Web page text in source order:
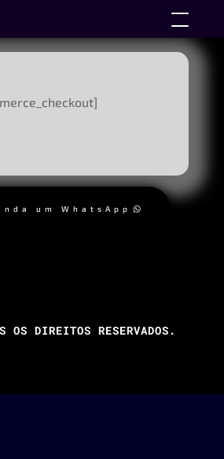
um WhatsApp
DIREITOS RESERVADOS.